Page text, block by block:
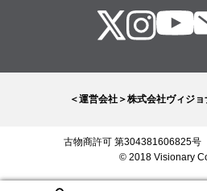
＜運営会社＞株式会社ヴィジ
古物商許可 第304381606825
© 2018 Visionary